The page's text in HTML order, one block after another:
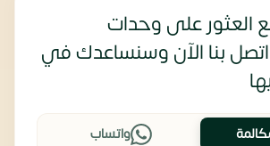
العثور على وحدات
بنا الآن وسنساعدك في
واتساب